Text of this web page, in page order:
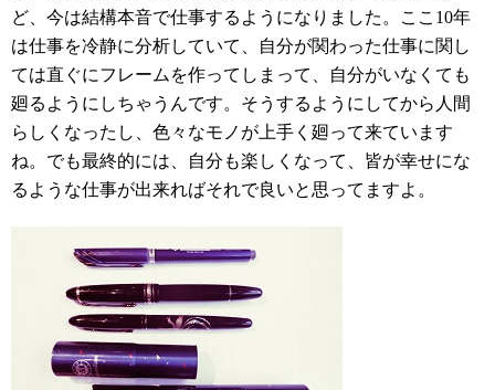
ど、今は結構本音で仕事するようになりました。ここ10年
は仕事を冷静に分析していて、自分が関わった仕事に関し
ては直ぐにフレームを作ってしまって、自分がいなくても
廻るようにしちゃうんです。そうするようにしてから人間
らしくなったし、色々なモノが上手く廻って来ています
ね。でも最終的には、自分も楽しくなって、皆が幸せにな
るような仕事が出来ればそれで良いと思ってますよ。